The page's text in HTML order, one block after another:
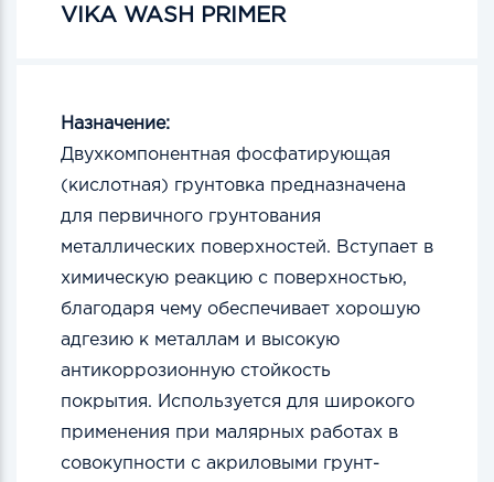
VIKA WASH PRIMER
Назначение:
Двухкомпонентная фосфатирующая
(кислотная) грунтовка предназначена
для первичного грунтования
металлических поверхностей. Вступает в
химическую реакцию с поверхностью,
благодаря чему обеспечивает хорошую
адгезию к металлам и высокую
антикоррозионную стойкость
покрытия. Используется для широкого
применения при малярных работах в
совокупности с акриловыми грунт-